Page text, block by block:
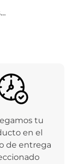
tu
en el
de entrega